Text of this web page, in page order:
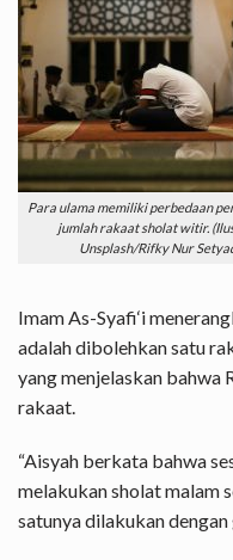
Para ulama memiliki perbedaan
jumlah rakaat sholat witir.
Unsplash/Rifky Nur
Imam As-Syafi‘i
adalah dibolehkan satu
yang menjelaskan bahwa
rakaat.
“Aisyah berkata bahwa
melakukan sholat malam
satunya dilakukan